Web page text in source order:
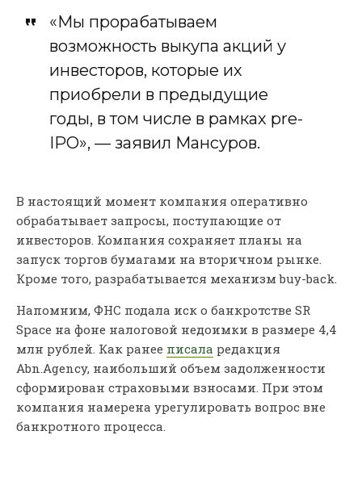
«Мы прорабатываем
возможность выкупа акций у
инвесторов, которые их
приобрели в предыдущие
годы, в том числе в рамках pre-
IPO», — заявил Мансуров.
В настоящий момент компания оперативно
обрабатывает запросы, поступающие от
инвесторов. Компания сохраняет планы на
запуск торгов бумагами на вторичном рынке.
Кроме того, разрабатывается механизм buy-back.
Напомним, ФНС подала иск о банкротстве SR
Space на фоне налоговой недоимки в размере 4,4
млн рублей. Как ранее писала редакция
Abn.Agency, наибольший объем задолженности
сформирован страховыми взносами. При этом
компания намерена урегулировать вопрос вне
банкротного процесса.